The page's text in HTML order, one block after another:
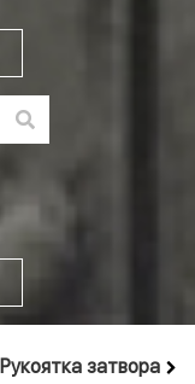
Рукоятка затвора